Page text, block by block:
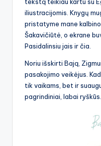
iliustracijomis. Knygų
pristatyme mane
Šakavičiūtė, o ekrane
Pasidalinsiu jais ir čia.
Noriu išskirti Bają,
pasakojimo veikėjus.
tik vaikams, bet ir
pagrindiniai, labai ryškūs.